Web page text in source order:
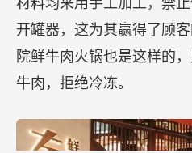
开罐器，这为其赢得了顾
院鲜牛肉火锅也是这样的
牛肉，拒绝冷冻。